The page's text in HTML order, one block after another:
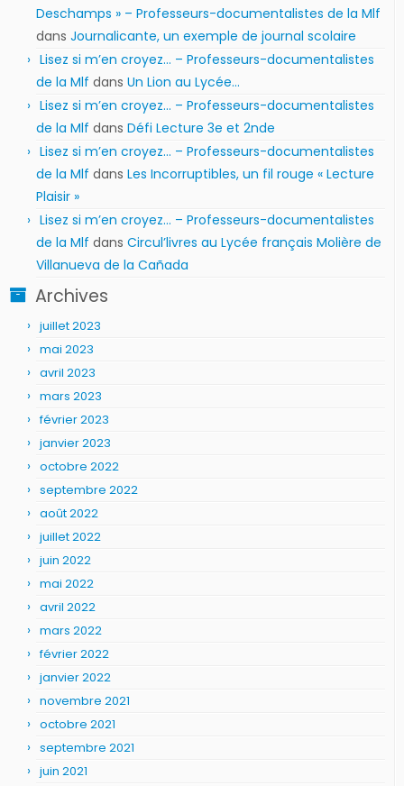
Deschamps » – Professeurs-documentalistes de la Mlf
dans Journalicante, un exemple de journal scolaire
Lisez si m’en croyez… – Professeurs-documentalistes
de la Mlf dans Un Lion au Lycée…
Lisez si m’en croyez… – Professeurs-documentalistes
de la Mlf dans Défi Lecture 3e et 2nde
Lisez si m’en croyez… – Professeurs-documentalistes
de la Mlf dans Les Incorruptibles, un fil rouge « Lecture
Plaisir »
Lisez si m’en croyez… – Professeurs-documentalistes
de la Mlf dans Circul’livres au Lycée français Molière de
Villanueva de la Cañada
Archives
juillet 2023
mai 2023
avril 2023
mars 2023
février 2023
janvier 2023
octobre 2022
septembre 2022
août 2022
juillet 2022
juin 2022
mai 2022
avril 2022
mars 2022
février 2022
janvier 2022
novembre 2021
octobre 2021
septembre 2021
juin 2021